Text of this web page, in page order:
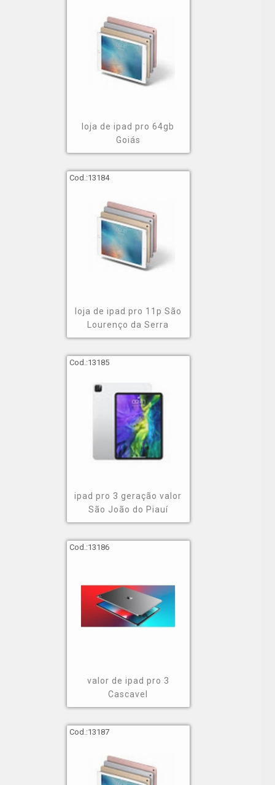
loja de ipad pro 64gb
Goiás
Cod.:13184
loja de ipad pro 11p São
Lourenço da Serra
Cod.:13185
ipad pro 3 geração valor
São João do Piauí
Cod.:13186
valor de ipad pro 3
Cascavel
Cod.:13187